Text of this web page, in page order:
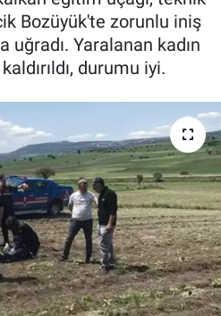
Bozüyük'te zorunlu iniş
uğradı. Yaralanan kadın
durumu iyi.